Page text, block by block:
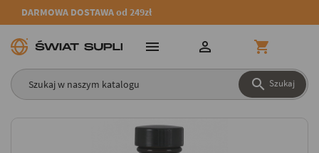
DARMOWA DOSTAWA od 249zł
 Szukaj
  